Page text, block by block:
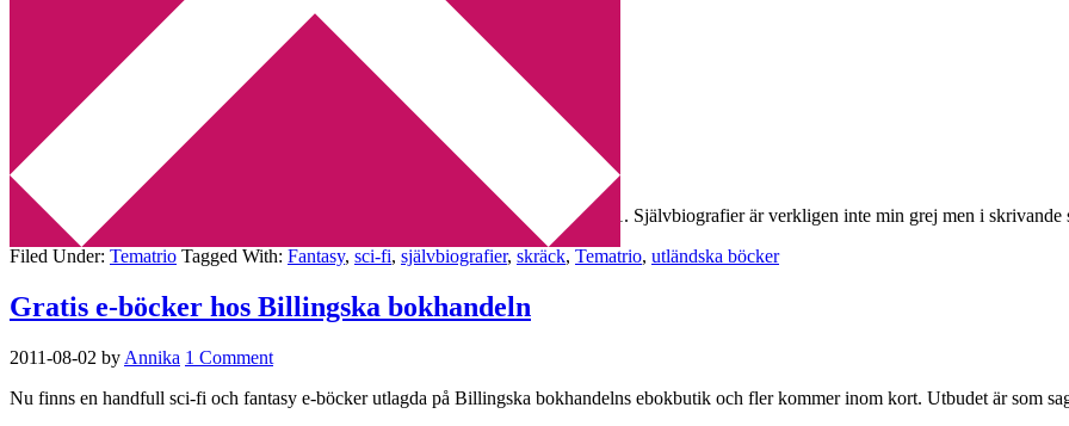
Utskriftscentralen
Min tv-blogg
You are here:Home Archives for Fantasy
Tematrio – utmanande läsning
2011-10-24 Annika
Veckans tematrio handlar om vilka typer av böcker eller texter som utmanar oss. 1. Självbiografier är verkligen inte min grej men i
Filed Under: Tematrio Tagged With: Fantasy, sci-fi, självbiografier, skräck, Tematrio, utländska böcker
Gratis e-böcker hos Billingska bokhandeln
2011-08-02 by Annika 1 Comment
Nu finns en handfull sci-fi och fantasy e-böcker utlagda på Billingska bokhandelns ebokbutik och fler kommer inom kort. Utbudet är som